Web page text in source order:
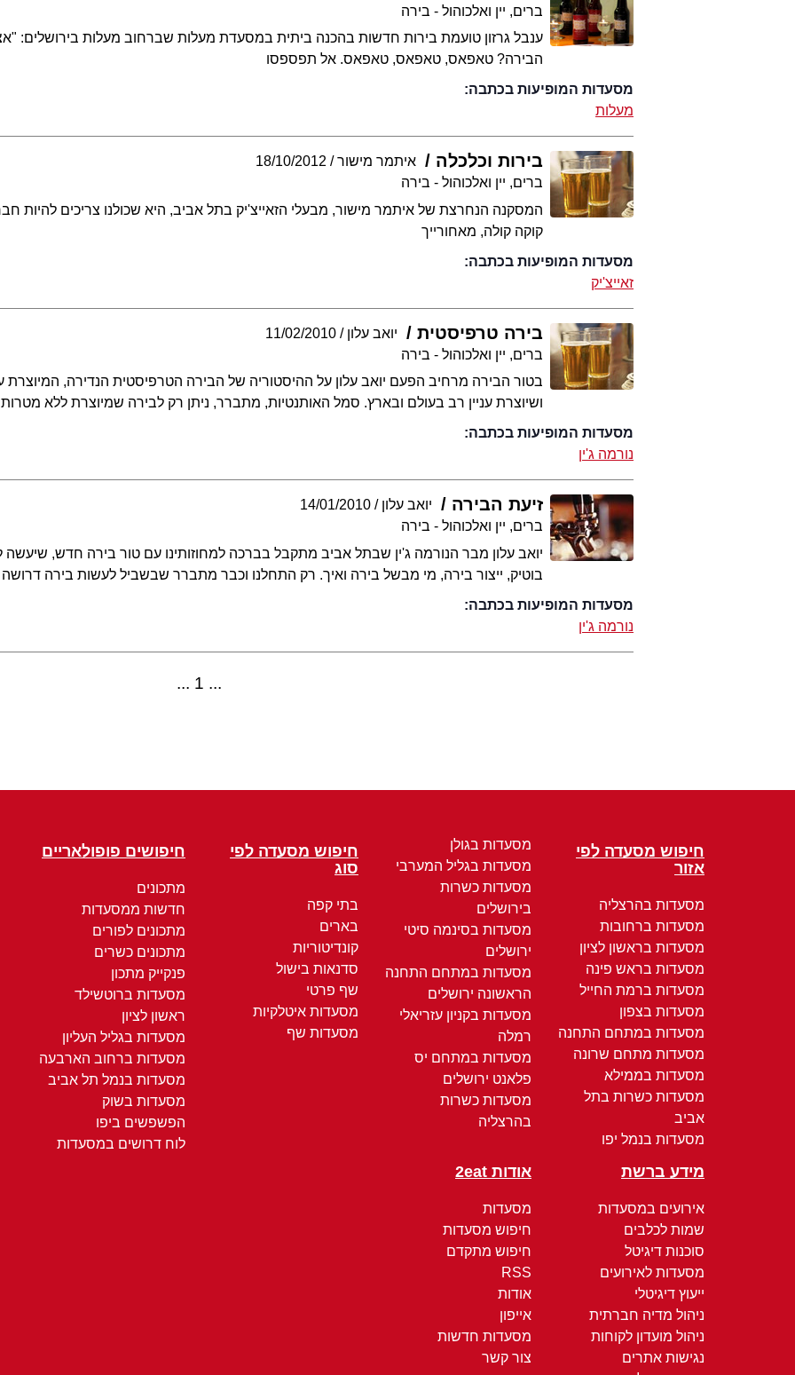
ברים, יין ואלכוהול - בירה
ענבל גרזון טועמת בירות חדשות בהכנה ביתית במסעדת מעלות שברחוב מעלות בירושלים:
הבירה? טאפאס, טאפאס, טאפאס. אל תפספסו
מסעדות המופיעות בכתבה:
מעלות
בירות וכלכלה איתמר מישור
18/10/2012
ברים, יין ואלכוהול - בירה
המסקנה הנחרצת של איתמר מישור, מבעלי הזאייצ'יק בתל אביב, היא שכולנו צריכים להיות
קוקה קולה, מאחורייך
מסעדות המופיעות בכתבה:
זאייצ'יק
בירה טרפיסטית יואב עלון
11/02/2010
ברים, יין ואלכוהול - בירה
בטור הבירה מרחיב הפעם יואב עלון על ההיסטוריה של הבירה הטרפיסטית הנדירה, המיוצרת
ושיוצרת עניין רב בעולם ובארץ. סמל האותנטיות, מתברר, ניתן רק לבירה שמיוצרת ללא מטרות
מסעדות המופיעות בכתבה:
נורמה ג'ין
זיעת הבירה יואב עלון
14/01/2010
ברים, יין ואלכוהול - בירה
יואב עלון מבר הנורמה ג'ין שבתל אביב מתקבל בברכה למחוזותינו עם טור בירה חדש,
בוטיק, ייצור בירה, מי מבשל בירה ואיך. רק התחלנו וכבר מתברר שבשביל לעשות בירה
מסעדות המופיעות בכתבה:
נורמה ג'ין
1
חיפוש מסעדה לפי
אזור
מסעדות בהרצליה
מסעדות ברחובות
מסעדות בראשון לציון
מסעדות בראש פינה
מסעדות ברמת החייל
מסעדות בצפון
מסעדות במתחם התחנה
מסעדות מתחם שרונה
מסעדות בממילא
מסעדות כשרות בתל
אביב
מסעדות בנמל יפו
מסעדות בגולן
מסעדות בגליל המערבי
מסעדות כשרות
בירושלים
מסעדות בסינמה סיטי
ירושלים
מסעדות במתחם התחנה
הראשונה ירושלים
מסעדות בקניון עזריאלי
רמלה
מסעדות במתחם יס
פלאנט ירושלים
מסעדות כשרות
בהרצליה
חיפוש מסעדה לפי
סוג
בתי קפה
בארים
קונדיטוריות
סדנאות בישול
שף פרטי
מסעדות איטלקיות
מסעדות שף
חיפושים פופולאריים
מתכונים
חדשות ממסעדות
מתכונים לפורים
מתכונים כשרים
פנקייק מתכון
מסעדות ברוטשילד
ראשון לציון
מסעדות בגליל העליון
מסעדות ברחוב הארבעה
מסעדות בנמל תל אביב
מסעדות בשוק
הפשפשים ביפו
לוח דרושים במסעדות
מידע ברשת
אירועים במסעדות
שמות לכלבים
סוכנות דיגיטל
מסעדות לאירועים
ייעוץ דיגיטלי
ניהול מדיה חברתית
ניהול מועדון לקוחות
נגישות אתרים
אודות 2eat
מסעדות
חיפוש מסעדות
חיפוש מתקדם
RSS
אודות
אייפון
מסעדות חדשות
צור קשר